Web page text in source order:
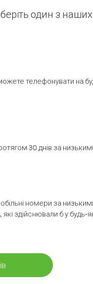
один з
телефонувати на
30 днів за
номери за
здійснювали б у будь-